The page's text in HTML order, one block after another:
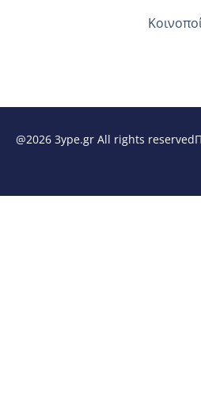
@2026 3ype.gr All rights reserved